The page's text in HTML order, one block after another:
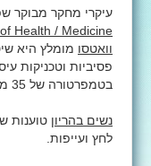
עיקרי מחקר מבוקר
Medicine
/
Health
וואטסו מומלץ היא
פסיביות וטכניקות
בטמפרטורה של 35 מעלות צלזיוס.
נשים בהריון טוענות
לחץ ועייפות.